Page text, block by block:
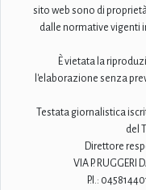
sito web sono di
dalle normative vigenti
È vietata la
l'elaborazione senza
Testata giornalistica
del
Direttore
VIA P. RUGGERI
P.I.: